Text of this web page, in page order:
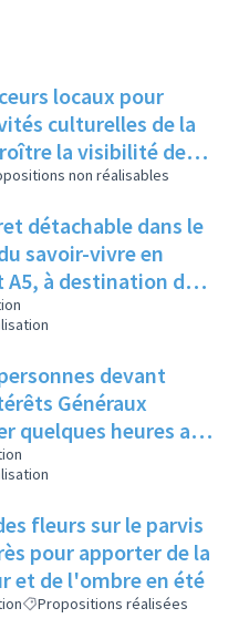
locaux pour
culturelles de la
la visibilité des
jeunesnon réalisables
détachable dans le
savoir-vivre en
à destination des
des maisons le
Généraux
quelques heures aux
de leur
fleurs sur le parvis
pour apporter de la
et de l'ombre en été
Propositions réalisées